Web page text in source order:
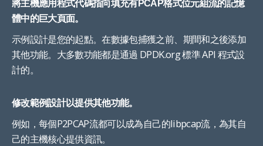
將主機應用程式代碼指向填充有PCAP格式位元組流的記憶
體中的巨大頁面。
示例設計是您的起點。在數據包捕獲之前、期間和之後添加
其他功能。大多數功能都是通過 DPDK.org 標準 API 程式設
計的。
修改範例設計以提供其他功能。
例如，每個P2PCAP流都可以成為自己的libpcap流，為其自
己的主機核心提供資訊。